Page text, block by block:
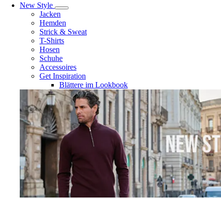
New Style
Jacken
Hemden
Strick & Sweat
T-Shirts
Hosen
Schuhe
Accessoires
Get Inspiration
Blättere im Lookbook